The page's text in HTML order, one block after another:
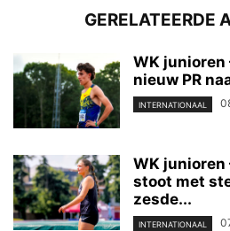
GERELATEERDE
WK junioren
nieuw PR
INTERNATIONAAL
WK junioren
stoot met
zesde...
INTERNATIONAAL